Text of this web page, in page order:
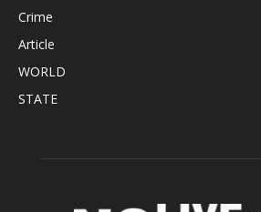
Crime
Article
WORLD
STATE